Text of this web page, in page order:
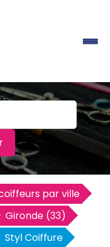
par ville
Gironde (33)
Styl Coiffure